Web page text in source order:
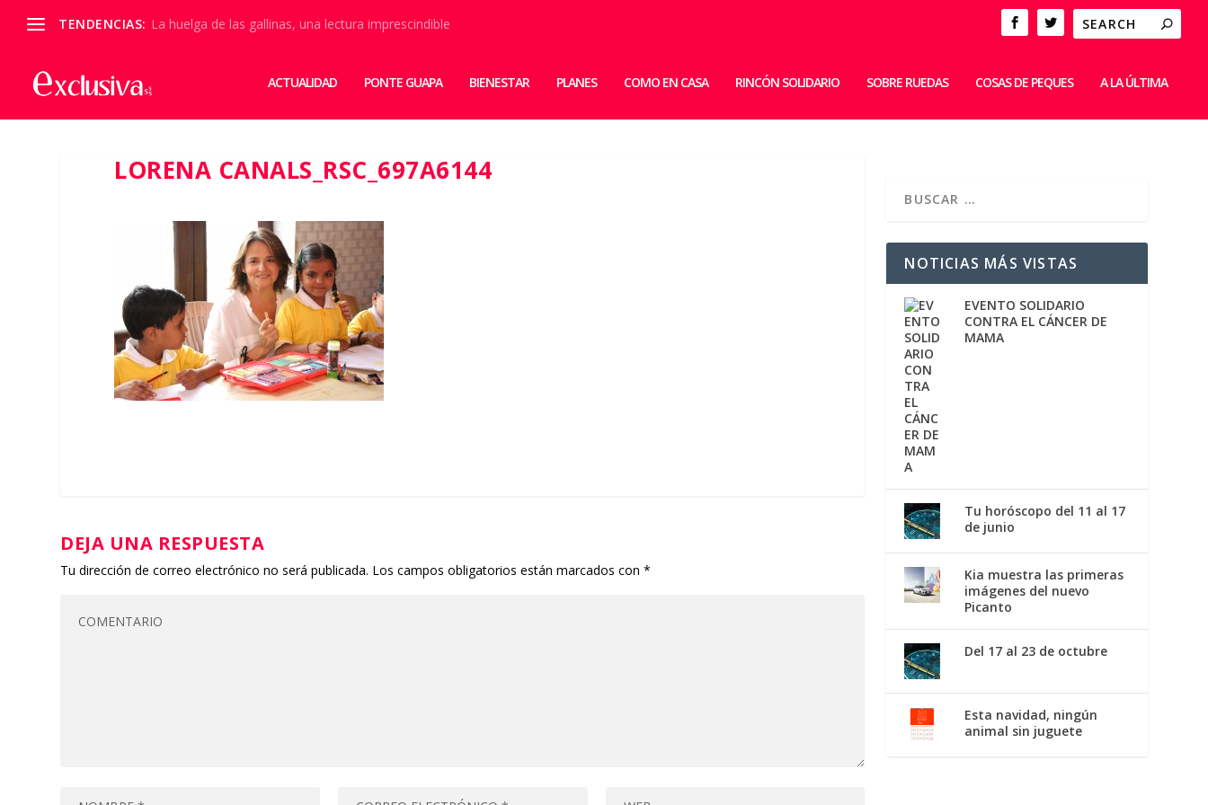
TENDENCIAS: La huelga de las gallinas, una lectura imprescindible
ACTUALIDAD PONTE GUAPA BIENESTAR PLANES COMO EN CASA RINCÓN SOLIDARIO SOBRE RUEDAS COSAS DE PEQUES A LA ÚLTIMA
LORENA CANALS_RSC_697A6144
DEJA UNA RESPUESTA
Tu dirección de correo electrónico no será publicada. Los campos obligatorios están marcados con*
NOTICIAS MÁS VISTAS
EVENTO SOLIDARIO
CONTRA EL CÁNCER DE
MAMA
Tu horóscopo del 11 al 17
de junio
Kia muestra las primeras
imágenes del nuevo
Picanto
Del 17 al 23 de octubre
Esta navidad, ningún
animal sin juguete